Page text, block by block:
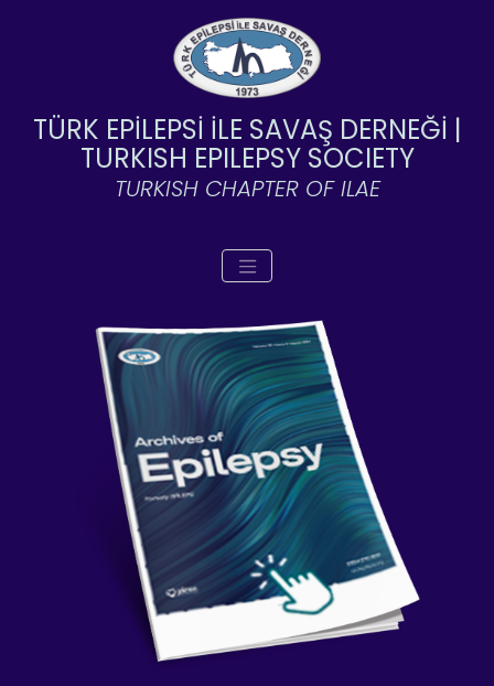
TÜRK EPİLEPSİ İLE SAVAŞ DERNEĞİ |
TURKISH EPILEPSY SOCIETY
TURKISH CHAPTER OF ILAE